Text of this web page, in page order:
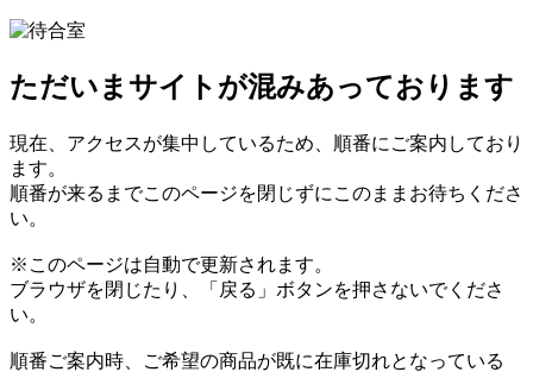
ただいまサイトが混みあっております
現在、アクセスが集中しているため、順番にご案内しており
ます。
順番が来るまでこのページを閉じずにこのままお待ちくださ
い。
※このページは自動で更新されます。
ブラウザを閉じたり、「戻る」ボタンを押さないでくださ
い。
順番ご案内時、ご希望の商品が既に在庫切れとなっている